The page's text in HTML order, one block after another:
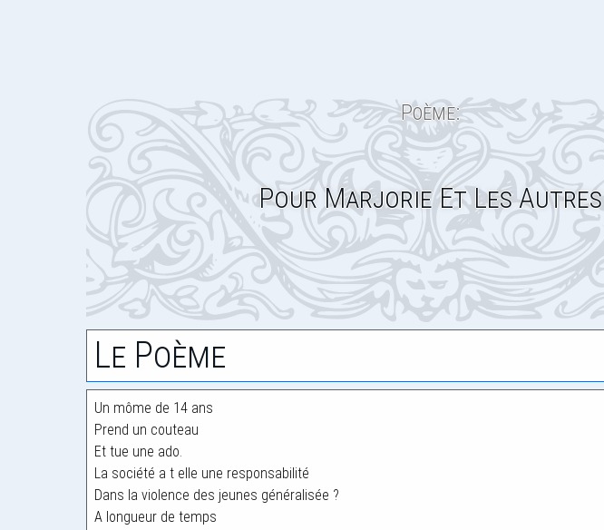
Poème:
Pour Marjorie Et Les Autres
Le Poème
Un môme de 14 ans
Prend un couteau
Et tue une ado.
La société a t elle une responsabilité
Dans la violence des jeunes généralisée ?
A longueur de temps